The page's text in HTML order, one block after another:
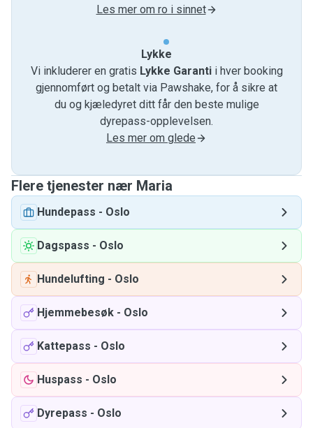
Les mer om ro i sinnet
Lykke
Vi inkluderer en gratis Lykke Garantii hver booking
gjennomført og betalt via Pawshake, for å sikre at
du og kjæledyret ditt får den beste mulige
dyrepass-opplevelsen.
Les mer om glede
Flere tjenester nær Maria
Hundepass - Oslo
Dagspass - Oslo
Hundelufting - Oslo
Hjemmebesøk - Oslo
Kattepass - Oslo
Huspass - Oslo
Dyrepass - Oslo